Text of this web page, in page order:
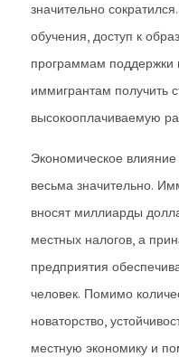
значительно
обучения, доступ к
программам поддержки
иммигрантам получить
высокооплачиваемую
Экономическое
весьма значительно.
вносят миллиарды
местных налогов, а
предприятия
человек. Помимо
новаторство,
местную экономику и